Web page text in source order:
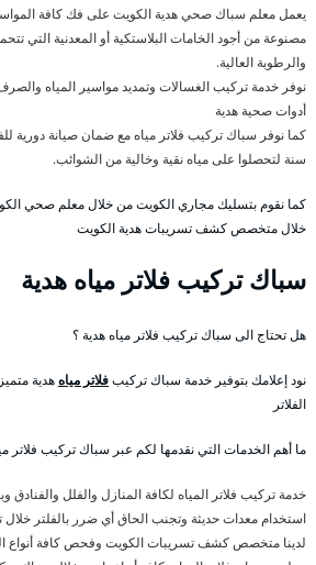
يعمل معلم سباك صحي هدية الكويت على فك كافة المواسير
مصنوعة من أجود الخامات البلاستكية أو المعدنية التي
والرطوبة العالية.
نوفر خدمة تركيب الغسالات وتمديد مواسير المياه
أدوات صحية هدية
كما نوفر سباك تركيب فلاتر مياه مع ضمان صيانة دورية
سنة لتحصلوا على مياه نقية وخالية من الشوائب.
كما نقوم بتسليك مجاري الكويت من خلال معلم صحي
خلال متخصص كشف تسريبات هدية الكويت
سباك تركيب فلاتر مياه هدية
هل تحتاج الى سباك تركيب فلاتر مياه هدية ؟
نود إعلامك بتوفير خدمة سباك تركيبفلاتر مياههدية
الفلاتر
ما أهم الخدمات التي نقدمها لكم عبر سباك تركيب فلاتر
خدمة تركيب فلاتر المياه لكافة المنازل والفلل
استخدام معدات حديثة وتجنب الحاق أي ضرر بالفلتر خلال
لدينا متخصص كشف تسريبات الكويت وفحص كافة أنواع